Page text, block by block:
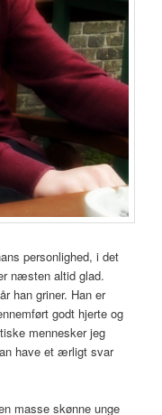
personlighed, i det
næsten altid glad.
han griner. Han er
godt hjerte og
mennesker jeg
have et ærligt svar
masse skønne unge